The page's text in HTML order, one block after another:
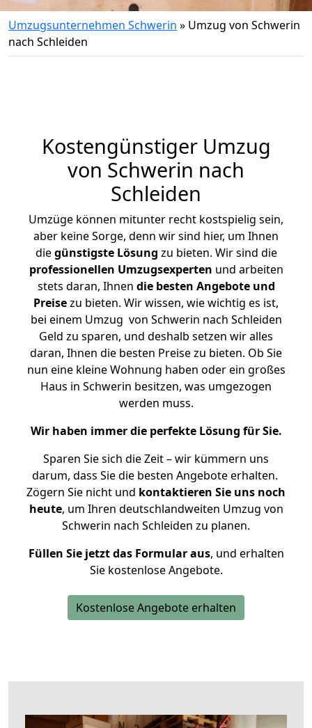
Umzugsunternehmen Schwerin » Umzug von Schwerin
nach Schleiden
Kostengünstiger Umzug
von Schwerin nach
Schleiden
Umzüge können mitunter recht kostspielig sein,
aber keine Sorge, denn wir sind hier, um Ihnen
diegünstigste Lösung zu bieten. Wir sind die
professionellen Umzugsexperten und arbeiten
stets daran, Ihnen die besten Angebote und
Preisezu bieten. Wir wissen, wie wichtig es ist,
bei einem Umzug von Schwerin nach Schleiden
Geld zu sparen, und deshalb setzen wir alles
daran, Ihnen die besten Preise zu bieten. Ob Sie
nun eine kleine Wohnung haben oder ein großes
Haus in Schwerin besitzen, was umgezogen
werden muss.
Wir haben immer die perfekte Lösung für Sie.
Sparen Sie sich die Zeit – wir kümmern uns
darum, dass Sie die besten Angebote erhalten.
Zögern Sie nicht und kontaktieren Sie uns noch
heute, um Ihren deutschlandweiten Umzug von
Schwerin nach Schleiden zu planen.
Füllen Sie jetzt das Formular aus, und erhalten
Sie kostenlose Angebote.
Kostenlose Angebote erhalten